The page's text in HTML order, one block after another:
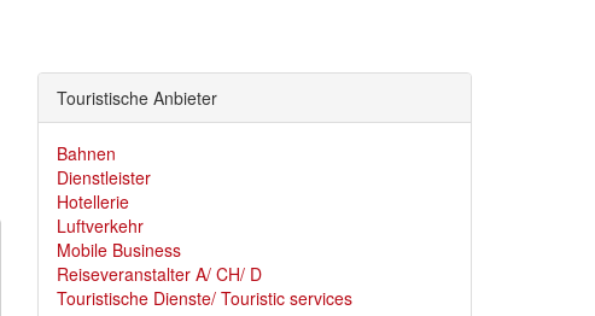
Touristische Anbieter
Bahnen
Dienstleister
Hotellerie
Luftverkehr
Mobile Business
Reiseveranstalter A/ CH/ D
Touristische Dienste/ Touristic services